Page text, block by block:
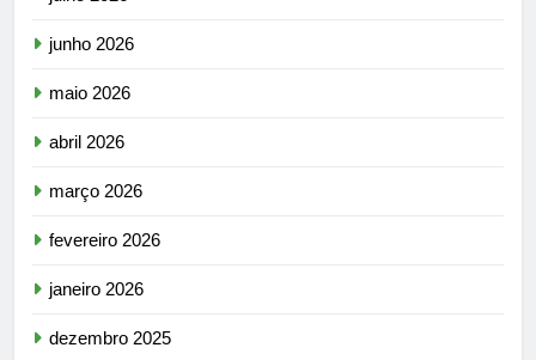
junho 2026
maio 2026
abril 2026
março 2026
fevereiro 2026
janeiro 2026
dezembro 2025